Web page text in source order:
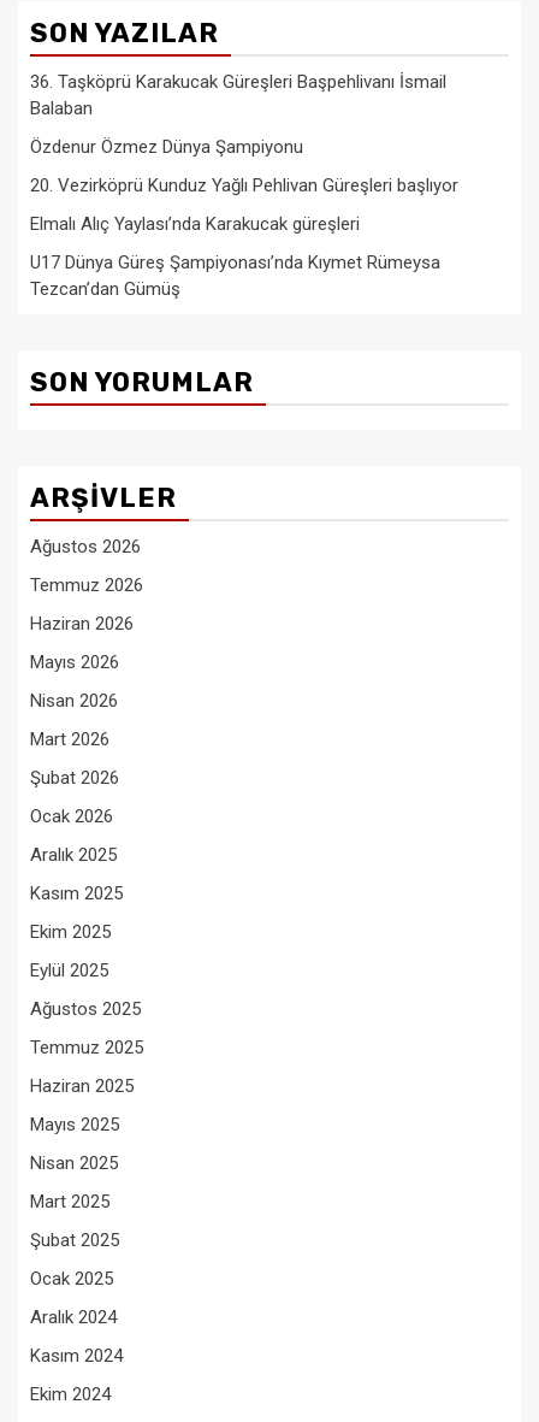
SON YAZILAR
36. Taşköprü Karakucak Güreşleri Başpehlivanı İsmail
Balaban
Özdenur Özmez Dünya Şampiyonu
20. Vezirköprü Kunduz Yağlı Pehlivan Güreşleri başlıyor
Elmalı Alıç Yaylası’nda Karakucak güreşleri
U17 Dünya Güreş Şampiyonası’nda Kıymet Rümeysa
Tezcan’dan Gümüş
SON YORUMLAR
ARŞIVLER
Ağustos 2026
Temmuz 2026
Haziran 2026
Mayıs 2026
Nisan 2026
Mart 2026
Şubat 2026
Ocak 2026
Aralık 2025
Kasım 2025
Ekim 2025
Eylül 2025
Ağustos 2025
Temmuz 2025
Haziran 2025
Mayıs 2025
Nisan 2025
Mart 2025
Şubat 2025
Ocak 2025
Aralık 2024
Kasım 2024
Ekim 2024